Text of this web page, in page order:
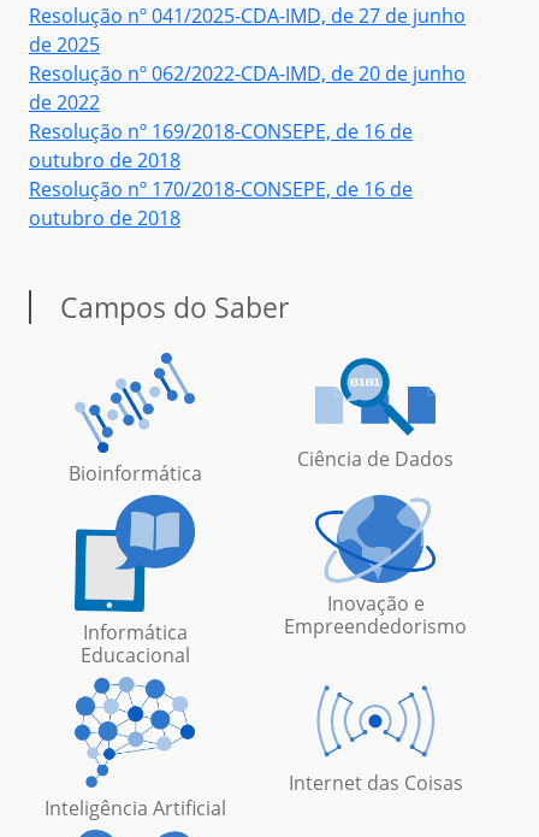
Resolução nº 041/2025-CDA-IMD, de 27 de junho
de 2025
Resolução nº 062/2022-CDA-IMD, de 20 de junho
de 2022
Resolução nº 169/2018-CONSEPE, de 16 de
outubro de 2018
Resolução nº 170/2018-CONSEPE, de 16 de
outubro de 2018
Campos do Saber
Bioinformática
Ciência de Dados
Informática
Educacional
Inovação e
Empreendedorismo
Inteligência Artificial
Internet das Coisas